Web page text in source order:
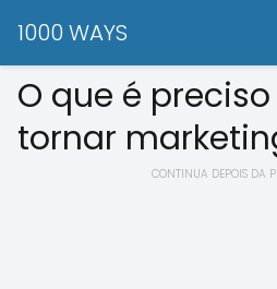
1000 WAYS
O que é
tornar
CONTINUA DEPOIS DA